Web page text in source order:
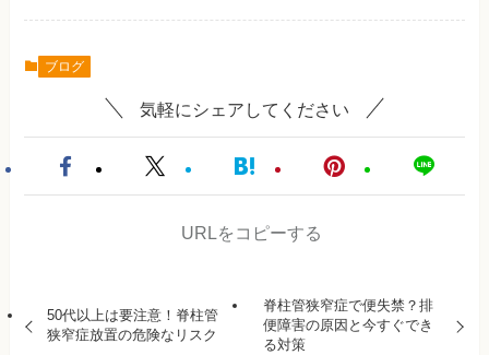
ブログ
気軽にシェアしてください
URLをコピーする
50代以上は要注意！脊柱管
狭窄症放置の危険なリスク
脊柱管狭窄症で便失禁？排
便障害の原因と今すぐでき
る対策